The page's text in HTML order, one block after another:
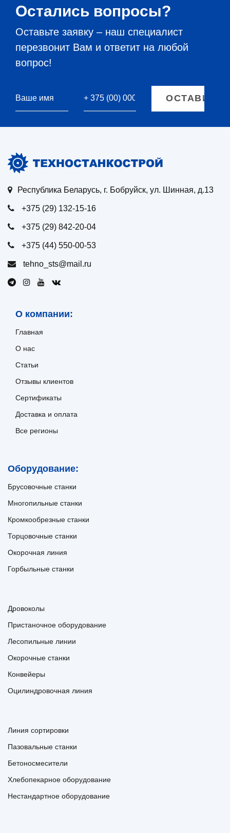
Остались вопросы?
Оставьте заявку – наш специалист
перезвонит Вам и ответит на любой
вопрос!
Республика Беларусь, г. Бобруйск, ул. Шинная, д.13
+375 (29) 132-15-16
+375 (29) 842-20-04
+375 (44) 550-00-53
tehno_sts@mail.ru
О компании:
Главная
О нас
Статьи
Отзывы клиентов
Сертификаты
Доставка и оплата
Все регионы
Оборудование:
Брусовочные станки
Многопильные станки
Кромкообрезные станки
Торцовочные станки
Окорочная линия
Горбыльные станки
Дровоколы
Пристаночное оборудование
Лесопильные линии
Окорочные станки
Конвейеры
Оцилиндровочная линия
Линия сортировки
Пазовальные станки
Бетоносмесители
Хлебопекарное оборудование
Нестандартное оборудование